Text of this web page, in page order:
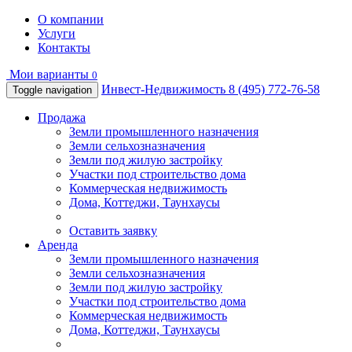
О компании
Услуги
Контакты
Мои варианты 0
Toggle navigation
Инвест-Недвижимость 8 (495) 772-76-58
Продажа
Земли промышленного назначения
Земли сельхозназначения
Земли под жилую застройку
Участки под строительство дома
Коммерческая недвижимость
Дома, Коттеджи, Таунхаусы
Оставить заявку
Аренда
Земли промышленного назначения
Земли сельхозназначения
Земли под жилую застройку
Участки под строительство дома
Коммерческая недвижимость
Дома, Коттеджи, Таунхаусы